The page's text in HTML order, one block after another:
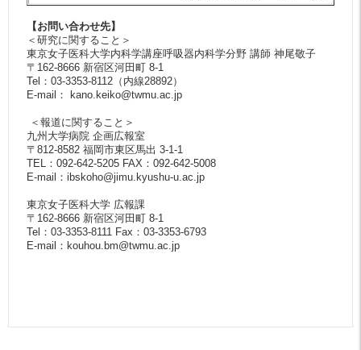
【お問い合わせ先】
＜研究に関すること＞
東京女子医科大学内科学講座呼吸器内科学分野 講師 神尾敬子
〒162-8666 新宿区河田町 8-1
Tel：03-3353-8112（内線28892）
E-mail： kano.keiko@twmu.ac.jp
＜報道に関すること＞
九州大学病院 企画広報室
〒812-8582 福岡市東区馬出 3-1-1
TEL：092-642-5205 FAX：092-642-5008
E-mail：ibskoho@jimu.kyushu-u.ac.jp
東京女子医科大学 広報課
〒162-8666 新宿区河田町 8-1
Tel：03-3353-8111 Fax：03-3353-6793
E-mail：kouhou.bm@twmu.ac.jp